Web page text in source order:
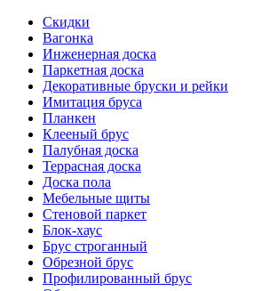
Скидки
Вагонка
Инженерная доска
Паркетная доска
Декоративные бруски и рейки
Имитация бруса
Планкен
Клееный брус
Палубная доска
Террасная доска
Доска пола
Мебельные щиты
Стеновой паркет
Блок-хаус
Брус строганный
Обрезной брус
Профилированный брус